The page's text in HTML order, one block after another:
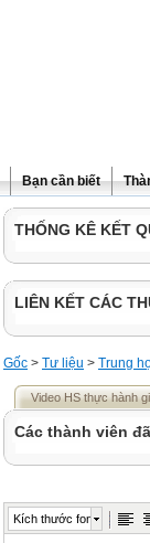
Bạn cần biết
THỐNG KÊ KẾT
LIÊN KẾT CÁC
Gốc > Tư liệu > Trung
Video HS thực hành
Các thành viên
Kích thước font